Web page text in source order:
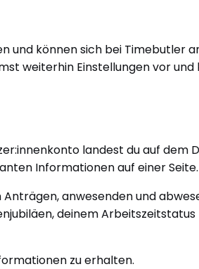
und können sich bei Timebutler
weiterhin Einstellungen vor
landest du auf dem
Informationen auf einer Seite.
anwesenden und
deinem Arbeitszeitstatus
zu erhalten.